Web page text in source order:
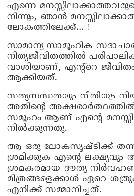
എന്നെ
നിന്നും, ഞാൻ
ലോകത്തിലേക്ക്… !
സാമാന്യ സാമൂഹിക
നിത്യജീവിതത്തിൽ
വാശിയാണ്, എന്റ്റെ
ആക്കിയത്.
സത്യസന്ധതയും നീതിയും
അതിന്റെ
സമൂഹം ആണ് എന്റെ
നിൽക്കുന്നതു.
ആ ഒരു ലോകസൃഷ്ടിക്ക്
ശ്രമിക്കുക എന്റെ
ശ്രമകരമായ ദൗത്യ
മിത്രങ്ങളെക്കാൾ ഏറെ
എനിക്ക് സമ്മാനിച്ചത്.